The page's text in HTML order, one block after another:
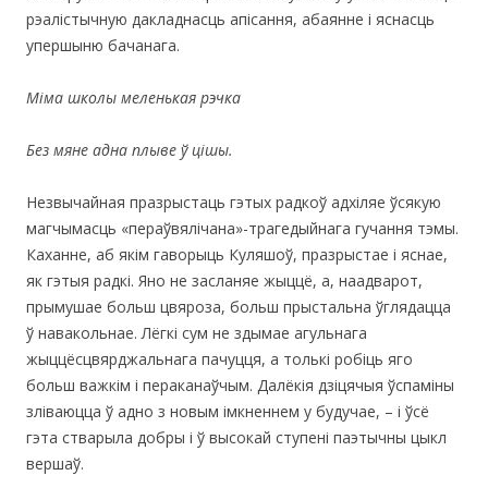
рэалістычную дакладнасць апісання, абаянне і яснасць
упершыню бачанага.
Міма школы меленькая рэчка
Без мяне адна плыве ў цішы.
Незвычайная празрыстаць гэтых радкоў адхіляе ўсякую
магчымасць «пераўвялічана»-трагедыйнага гучання тэмы.
Каханне, аб якім гаворыць Куляшоў, празрыстае і яснае,
як гэтыя радкі. Яно не засланяе жыццё, а, наадварот,
прымушае больш цвяроза, больш прыстальна ўглядацца
ў навакольнае. Лёгкі сум не здымае агульнага
жыццёсцвярджальнага пачуцця, а толькі робіць яго
больш важкім і пераканаўчым. Далёкія дзіцячыя ўспаміны
зліваюцца ў адно з новым імкненнем у будучае, – і ўсё
гэта стварыла добры і ў высокай ступені паэтычны цыкл
вершаў.